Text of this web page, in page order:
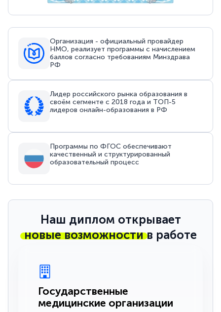
Организация - официальный провайдер
НМО, реализует программы с начислением
баллов согласно требованиям Минздрава
РФ
Лидер российского рынка образования в
своём сегменте с 2018 года и ТОП-5
лидеров онлайн-образования в РФ
Программы по ФГОС обеспечивают
качественный и структурированный
образовательный процесс
Наш диплом открывает
новые возможностив работе
Государственные
медицинские организации